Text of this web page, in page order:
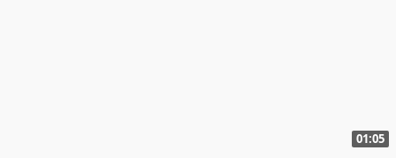
01:05